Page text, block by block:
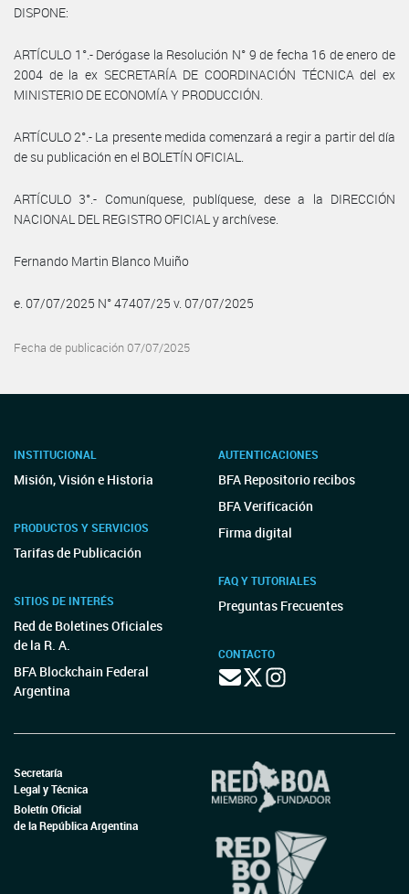
DISPONE:
ARTÍCULO 1°.- Derógase la Resolución N° 9 de fecha 16 de enero de
2004 de la ex SECRETARÍA DE COORDINACIÓN TÉCNICA del ex
MINISTERIO DE ECONOMÍA Y PRODUCCIÓN.
ARTÍCULO 2°.- La presente medida comenzará a regir a partir del día
de su publicación en el BOLETÍN OFICIAL.
ARTÍCULO 3°.- Comuníquese, publíquese, dese a la DIRECCIÓN
NACIONAL DEL REGISTRO OFICIAL y archívese.
Fernando Martin Blanco Muiño
e. 07/07/2025 N° 47407/25 v. 07/07/2025
Fecha de publicación 07/07/2025
INSTITUCIONAL
Misión, Visión e Historia
PRODUCTOS Y SERVICIOS
Tarifas de Publicación
SITIOS DE INTERÉS
Red de Boletines Oficiales
de la R. A.
BFA Blockchain Federal
Argentina
AUTENTICACIONES
BFA Repositorio recibos
BFA Verificación
Firma digital
FAQ Y TUTORIALES
Preguntas Frecuentes
CONTACTO
Secretaría
Legal y Técnica
Boletín Oficial
de la República Argentina